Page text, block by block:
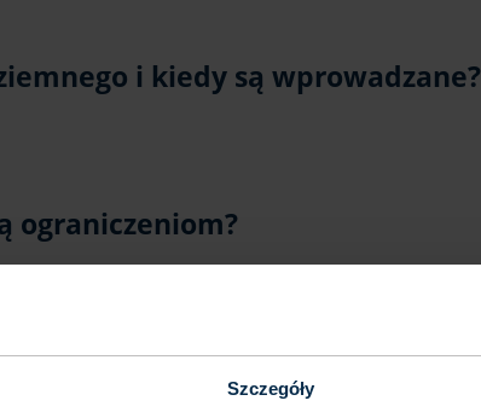
Szczegóły
i kiedy są wprowadzane?
ograniczeniom?
w poborze gazu ziemnego?